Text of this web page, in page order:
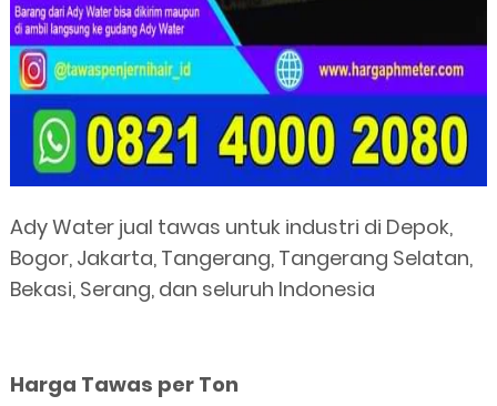
Ady Water jual tawas untuk industri di Depok,
Bogor, Jakarta, Tangerang, Tangerang Selatan,
Bekasi, Serang, dan seluruh Indonesia
Harga Tawas per Ton